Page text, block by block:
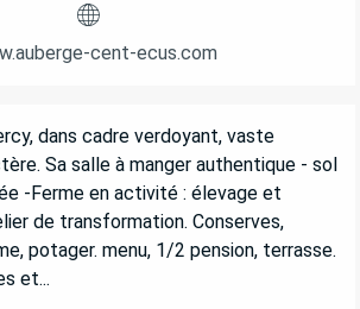
cent-ecus.com
dans cadre verdoyant, vaste
Sa salle à manger authentique - sol
-Ferme en activité : élevage et
de transformation. Conserves,
potager. menu, 1/2 pension, terrasse.
et...